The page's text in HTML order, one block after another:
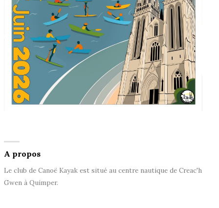
A propos
Le club de Canoë Kayak est situé au centre nautique de Creac'h
Gwen à Quimper.